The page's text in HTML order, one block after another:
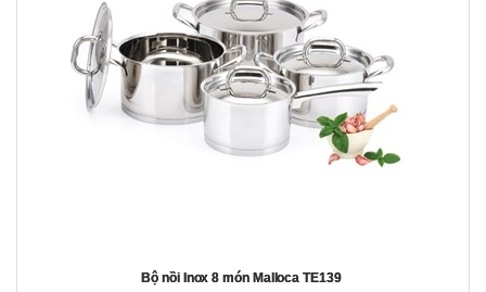
Bộ nồi Inox 8 món Malloca TE139